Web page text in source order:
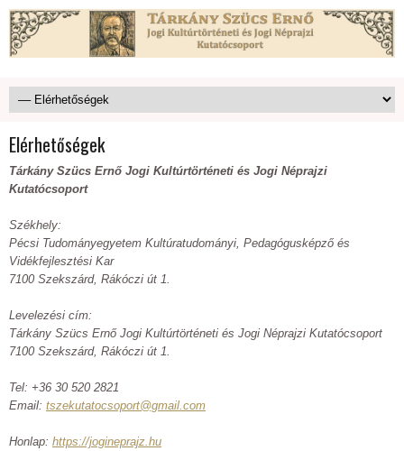
Elérhetőségek
Tárkány Szücs Ernő Jogi Kultúrtörténeti és Jogi Néprajzi
Kutatócsoport
Székhely:
Pécsi Tudományegyetem Kultúratudományi, Pedagógusképző és
Vidékfejlesztési Kar
7100 Szekszárd, Rákóczi út 1.
Levelezési cím:
Tárkány Szücs Ernő Jogi Kultúrtörténeti és Jogi Néprajzi Kutatócsoport
7100 Szekszárd, Rákóczi út 1.
Tel: +36 30 520 2821
Email: tszekutatocsoport@gmail.com
Honlap: https://jogineprajz.hu